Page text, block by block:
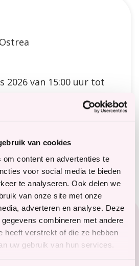
van cookies
om content en advertenties te
voor social media te bieden
te analyseren. Ook delen we
van onze site met onze
adverteren en analyse. Deze
combineren met andere
heeft verstrekt of die ze hebben
uw gebruik van hun services.
2026van 15:00 uur tot
Zeeuwse hart